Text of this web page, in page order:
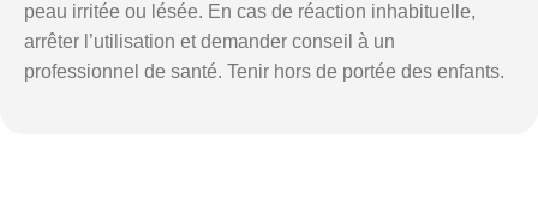
peau irritée ou lésée. En cas de réaction inhabituelle,
arrêter l’utilisation et demander conseil à un
professionnel de santé. Tenir hors de portée des enfants.